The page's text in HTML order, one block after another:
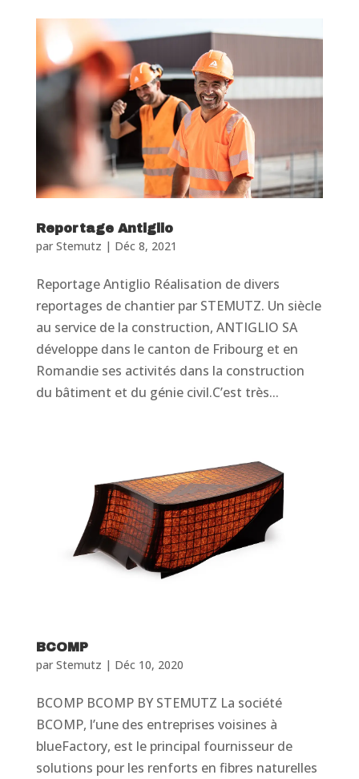
Reportage Antiglio
par Stemutz | Déc 8, 2021
Reportage Antiglio Réalisation de divers
reportages de chantier par STEMUTZ. Un siècle
au service de la construction, ANTIGLIO SA
développe dans le canton de Fribourg et en
Romandie ses activités dans la construction
du bâtiment et du génie civil.C’est très...
BCOMP
par Stemutz | Déc 10, 2020
BCOMP BCOMP BY STEMUTZ La société
BCOMP, l’une des entreprises voisines à
blueFactory, est le principal fournisseur de
solutions pour les renforts en fibres naturelles